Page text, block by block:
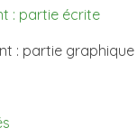
: partie écrite
: partie graphique